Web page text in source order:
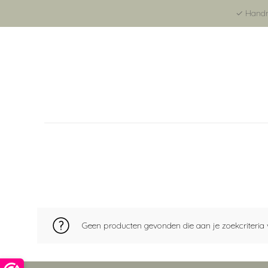
✓
Geen producten gevonden die aan je zoekcriteria